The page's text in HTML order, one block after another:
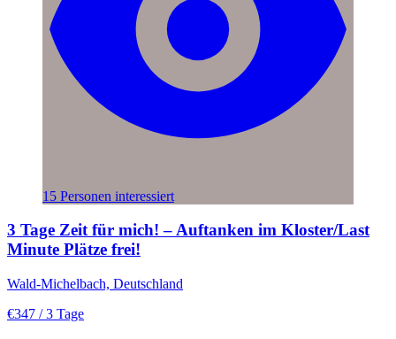
15 Personen interessiert
3 Tage Zeit für mich! – Auftanken im Kloster/Last
Minute Plätze frei!
Wald-Michelbach, Deutschland
€347 / 3 Tage